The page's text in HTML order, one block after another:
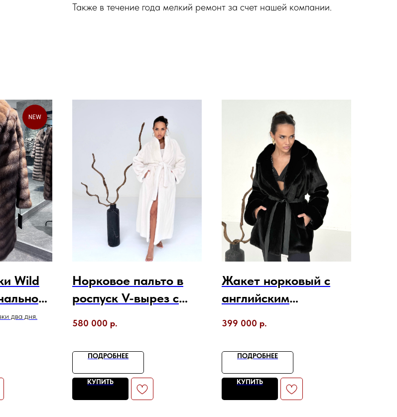
Также в течение года мелкий ремонт за счет нашей компании.
NEW
Wild
два дня.
Норковое пальто в
роспуск V-вырез с
580 000 р.
ПОДРОБНЕЕ
КУПИТЬ
Жакет норковый с
английским
399 000 р.
ПОДРОБНЕЕ
КУПИТЬ